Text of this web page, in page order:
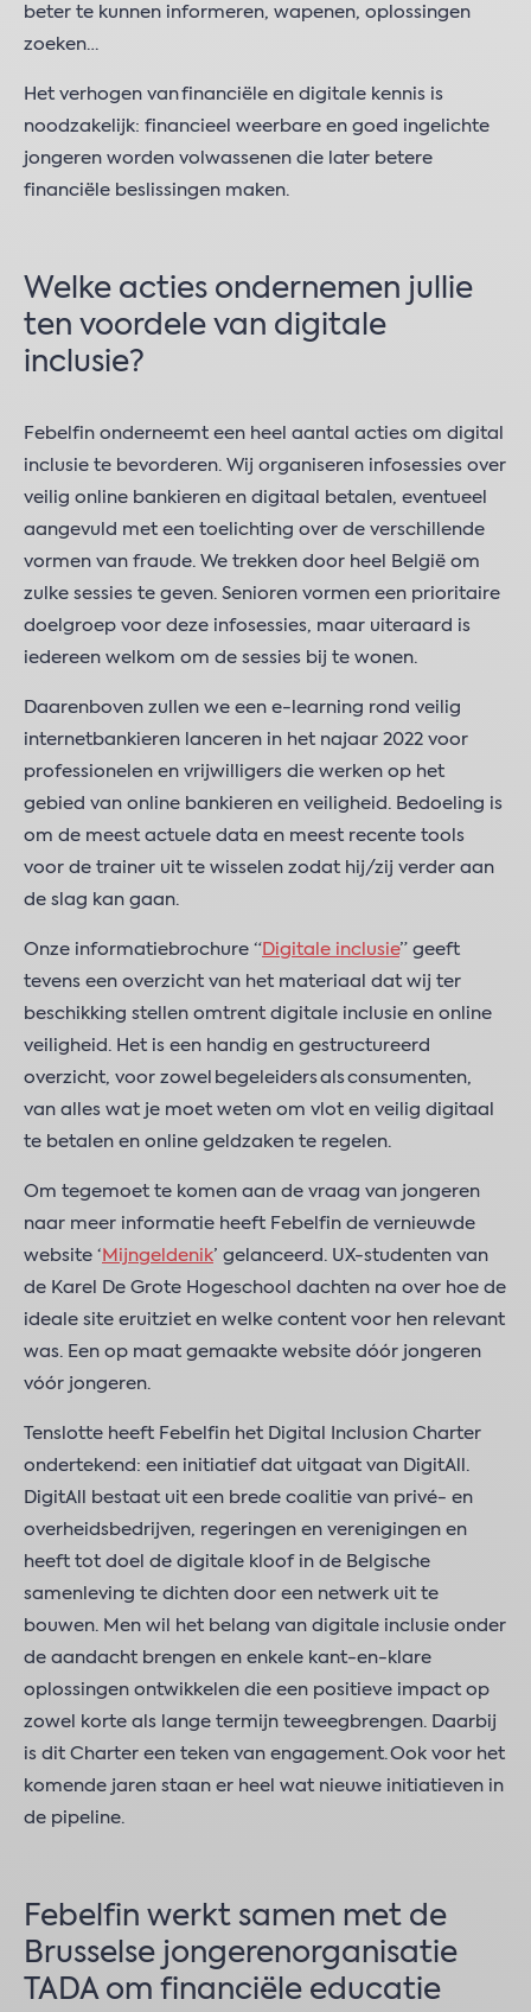
beter te kunnen informeren, wapenen, oplossingen
zoeken…
Het verhogen van financiële en digitale kennis is
noodzakelijk: financieel weerbare en goed ingelichte
jongeren worden volwassenen die later betere
financiële beslissingen maken.
Welke acties ondernemen jullie
ten voordele van digitale
inclusie?
Febelfin onderneemt een heel aantal acties om digital
inclusie te bevorderen. Wij organiseren infosessies over
veilig online bankieren en digitaal betalen, eventueel
aangevuld met een toelichting over de verschillende
vormen van fraude. We trekken door heel België om
zulke sessies te geven. Senioren vormen een prioritaire
doelgroep voor deze infosessies, maar uiteraard is
iedereen welkom om de sessies bij te wonen.
Daarenboven zullen we een e-learning rond veilig
internetbankieren lanceren in het najaar 2022 voor
professionelen en vrijwilligers die werken op het
gebied van online bankieren en veiligheid. Bedoeling is
om de meest actuele data en meest recente tools
voor de trainer uit te wisselen zodat hij/zij verder aan
de slag kan gaan.
Onze informatiebrochure “ Digitale inclusie” geeft
tevens een overzicht van het materiaal dat wij ter
beschikking stellen omtrent digitale inclusie en online
veiligheid. Het is een handig en gestructureerd
overzicht, voor zowel begeleiders als consumenten,
van alles wat je moet weten om vlot en veilig digitaal
te betalen en online geldzaken te regelen.
Om tegemoet te komen aan de vraag van jongeren
naar meer informatie heeft Febelfin de vernieuwde
website ‘ Mijngeldenik’ gelanceerd. UX-studenten van
de Karel De Grote Hogeschool dachten na over hoe de
ideale site eruitziet en welke content voor hen relevant
was. Een op maat gemaakte website dóór jongeren
vóór jongeren.
Tenslotte heeft Febelfin het Digital Inclusion Charter
ondertekend: een initiatief dat uitgaat van DigitAll.
DigitAll bestaat uit een brede coalitie van privé- en
overheidsbedrijven, regeringen en verenigingen en
heeft tot doel de digitale kloof in de Belgische
samenleving te dichten door een netwerk uit te
bouwen. Men wil het belang van digitale inclusie onder
de aandacht brengen en enkele kant-en-klare
oplossingen ontwikkelen die een positieve impact op
zowel korte als lange termijn teweegbrengen. Daarbij
is dit Charter een teken van engagement. Ook voor het
komende jaren staan er heel wat nieuwe initiatieven in
de pipeline.
Febelfin werkt samen met de
Brusselse jongerenorganisatie
TADA om financiële educatie